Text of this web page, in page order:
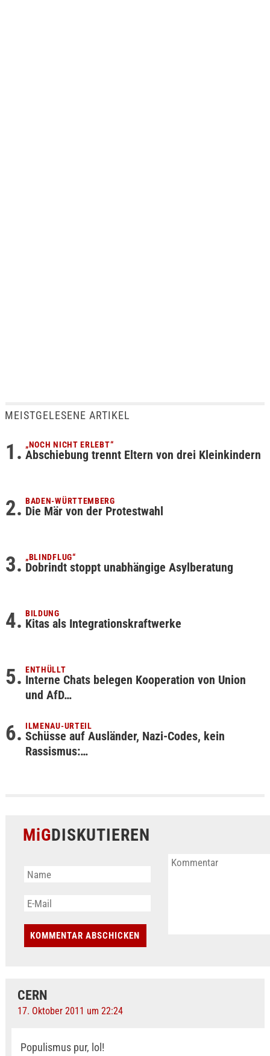
MEISTGELESENE ARTIKEL
„NOCH NICHT ERLEBT“
Abschiebung trennt Eltern von drei Kleinkindern
BADEN-WÜRTTEMBERG
Die Mär von der Protestwahl
„BLINDFLUG“
Dobrindt stoppt unabhängige Asylberatung
BILDUNG
Kitas als Integrationskraftwerke
ENTHÜLLT
Interne Chats belegen Kooperation von Union
und AfD…
ILMENAU-URTEIL
Schüsse auf Ausländer, Nazi-Codes, kein
Rassismus:…
MiGDISKUTIEREN
CERN
17. Oktober 2011 um 22:24
Populismus pur, lol!